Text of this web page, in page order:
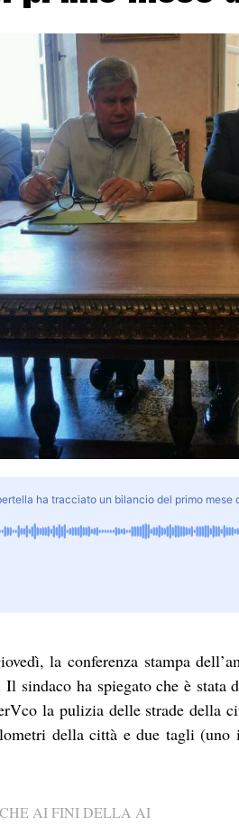
ha tracciato un bilancio del primo mese
la conferenza stampa
sindaco ha spiegato che è stata
la pulizia delle strade della
della città e due tagli
AI FINI DELLA AI